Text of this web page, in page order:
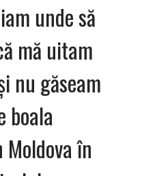
unde să
mă uitam
nu găseam
boala
în